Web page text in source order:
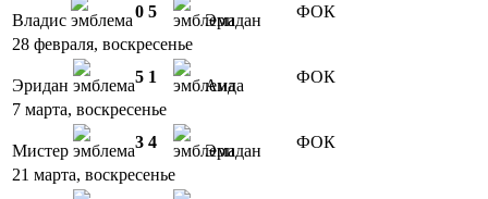
Владис 0 5 Эридан
ФОК
28 февраля, воскресенье
Эридан 5 1 Аида
ФОК
7 марта, воскресенье
Мистер 3 4 Эридан
ФОК
21 марта, воскресенье